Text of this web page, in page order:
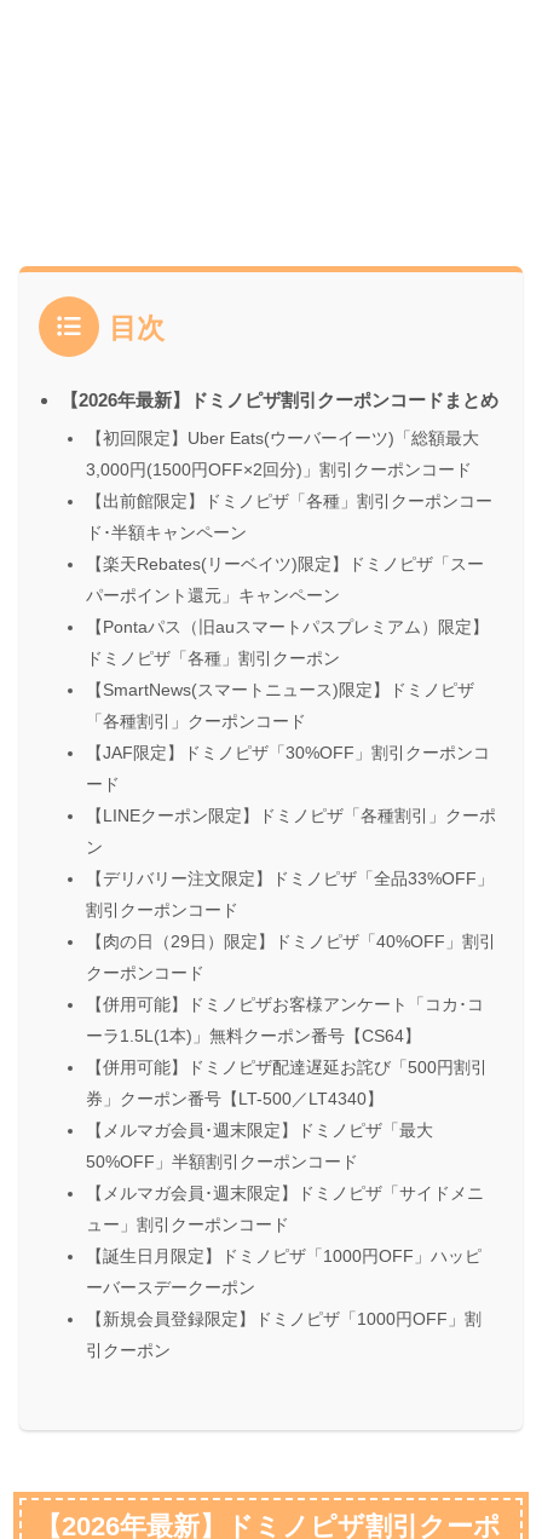
目次
【2026年最新】ドミノピザ割引クーポンコードまとめ
【初回限定】Uber Eats(ウーバーイーツ)「総額最大
3,000円(1500円OFF×2回分)」割引クーポンコード
【出前館限定】ドミノピザ「各種」割引クーポンコー
ド･半額キャンペーン
【楽天Rebates(リーベイツ)限定】ドミノピザ「スー
パーポイント還元」キャンペーン
【Pontaパス（旧auスマートパスプレミアム）限定】
ドミノピザ「各種」割引クーポン
【SmartNews(スマートニュース)限定】ドミノピザ
「各種割引」クーポンコード
【JAF限定】ドミノピザ「30%OFF」割引クーポンコ
ード
【LINEクーポン限定】ドミノピザ「各種割引」クーポ
ン
【デリバリー注文限定】ドミノピザ「全品33%OFF」
割引クーポンコード
【肉の日（29日）限定】ドミノピザ「40%OFF」割引
クーポンコード
【併用可能】ドミノピザお客様アンケート「コカ･コ
ーラ1.5L(1本)」無料クーポン番号【CS64】
【併用可能】ドミノピザ配達遅延お詫び「500円割引
券」クーポン番号【LT-500／LT4340】
【メルマガ会員･週末限定】ドミノピザ「最大
50%OFF」半額割引クーポンコード
【メルマガ会員･週末限定】ドミノピザ「サイドメニ
ュー」割引クーポンコード
【誕生日月限定】ドミノピザ「1000円OFF」ハッピ
ーバースデークーポン
【新規会員登録限定】ドミノピザ「1000円OFF」割
引クーポン
【2026年最新】ドミノピザ割引クーポ